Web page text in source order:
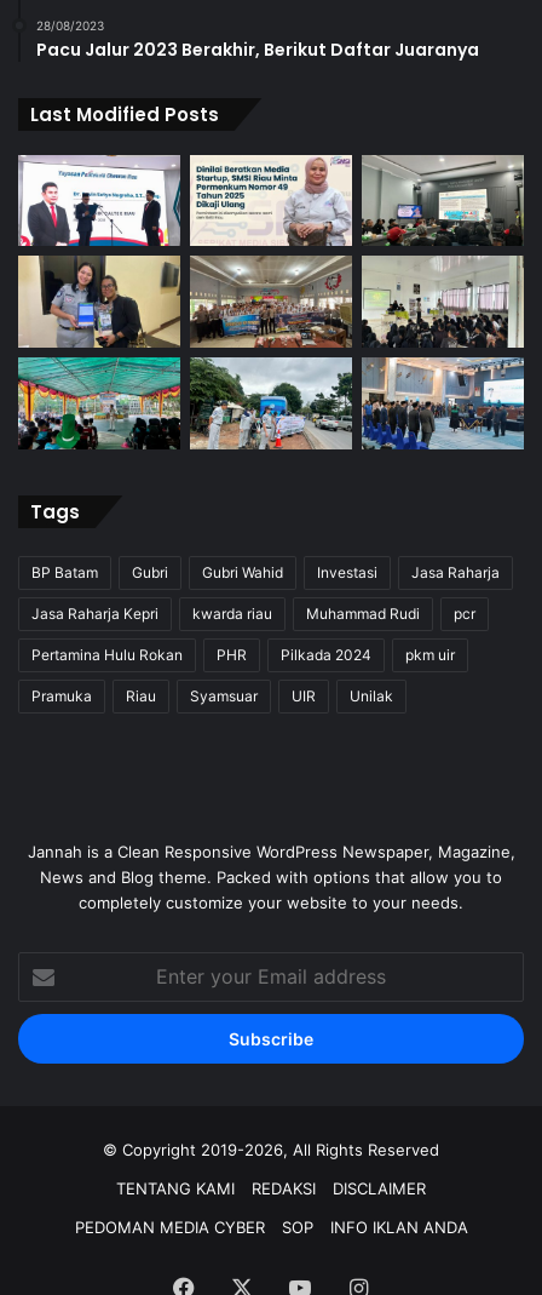
28/08/2023
Pacu Jalur 2023 Berakhir, Berikut Daftar Juaranya
Last Modified Posts
Tags
BP Batam Gubri Gubri Wahid Investasi Jasa Raharja
Jasa Raharja Kepri kwarda riau Muhammad Rudi pcr
Pertamina Hulu Rokan PHR Pilkada 2024 pkm uir
Pramuka Riau Syamsuar UIR Unilak
Jannah is a Clean Responsive WordPress Newspaper, Magazine,
News and Blog theme. Packed with options that allow you to
completely customize your website to your needs.
your
Email
address
© Copyright 2019-2026, All Rights Reserved
TENTANG KAMI
REDAKSI
DISCLAIMER
PEDOMAN MEDIA CYBER
SOP INFO IKLAN ANDA
Facebook YouTubeInstagram